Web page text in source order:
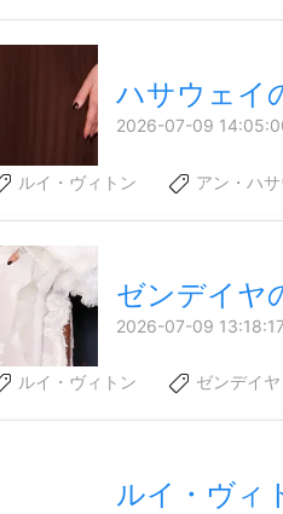
ハサウェイ
2026-07-09
ルイ・ヴィトン アン・ハ
ゼンデイヤ
2026-07-09 13:18:17
ルイ・ヴィトン ゼンデイヤ
ルイ・ヴィ